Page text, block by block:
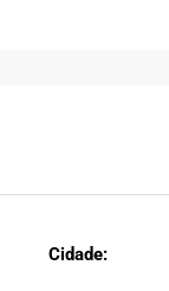
Cidade: